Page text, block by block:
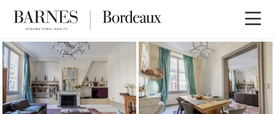
VENDU PAR BARNES